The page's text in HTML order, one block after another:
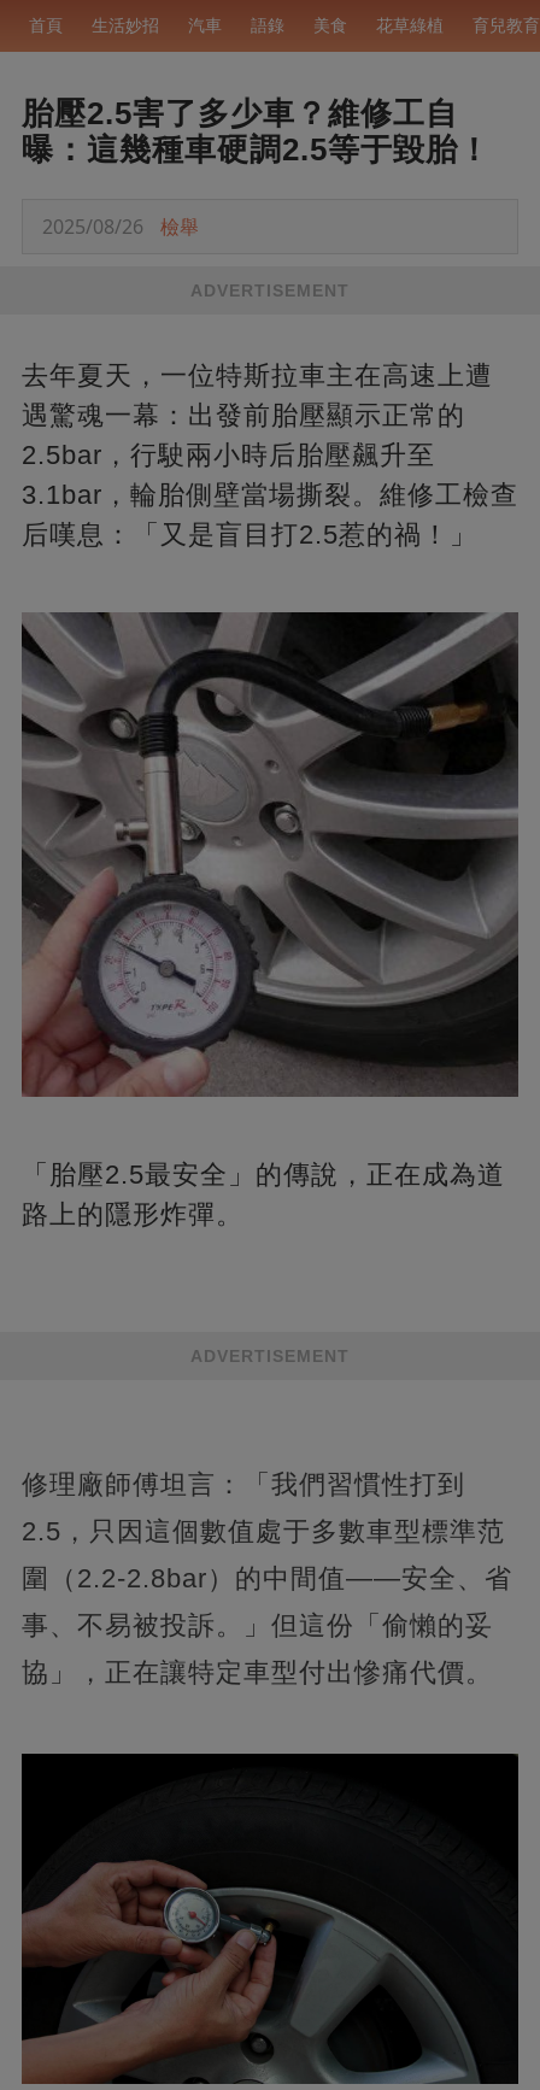
首頁 生活妙招 汽車 語錄 美食 花草綠植 育兒教育
胎壓2.5害了多少車？維修工自
曝：這幾種車硬調2.5等于毀胎！
2025/08/26 檢舉
ADVERTISEMENT
去年夏天，一位特斯拉車主在高速上遭
遇驚魂一幕：出發前胎壓顯示正常的
2.5bar，行駛兩小時后胎壓飆升至
3.1bar，輪胎側壁當場撕裂。維修工檢查
后嘆息：「又是盲目打2.5惹的禍！」
「胎壓2.5最安全」的傳說，正在成為道
路上的隱形炸彈。
ADVERTISEMENT
修理廠師傅坦言：「我們習慣性打到
2.5，只因這個數值處于多數車型標準范
圍（2.2-2.8bar）的中間值——安全、省
事、不易被投訴。」但這份「偷懶的妥
協」，正在讓特定車型付出慘痛代價。